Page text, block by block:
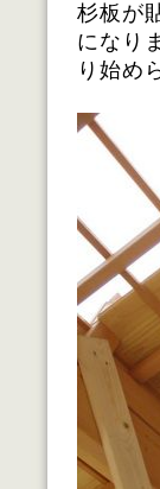
杉板が
になり
り始め